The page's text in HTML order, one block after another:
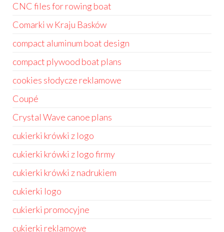
CNC files for rowing boat
Comarki w Kraju Basków
compact aluminum boat design
compact plywood boat plans
cookies słodycze reklamowe
Coupé
Crystal Wave canoe plans
cukierki krówki z logo
cukierki krówki z logo firmy
cukierki krówki z nadrukiem
cukierki logo
cukierki promocyjne
cukierki reklamowe